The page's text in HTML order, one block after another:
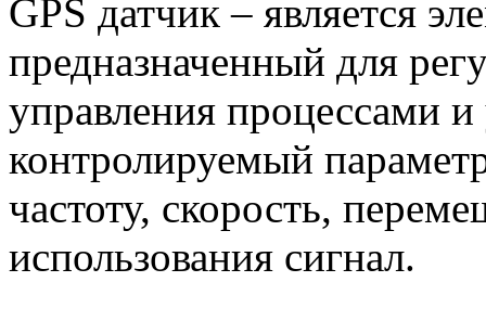
GPS датчик – является
предназначенный для
управления процессами
контролируемый
частоту, скорость,
использования сигнал.